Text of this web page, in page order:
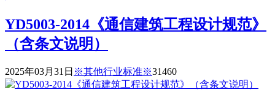
YD5003-2014《通信建筑工程设计规范》
（含条文说明）
2025年03月31日 ※其他行业标准※31460